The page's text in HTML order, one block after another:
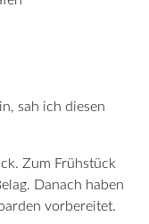
sah ich diesen
Zum Frühstück
Danach haben
vorbereitet.